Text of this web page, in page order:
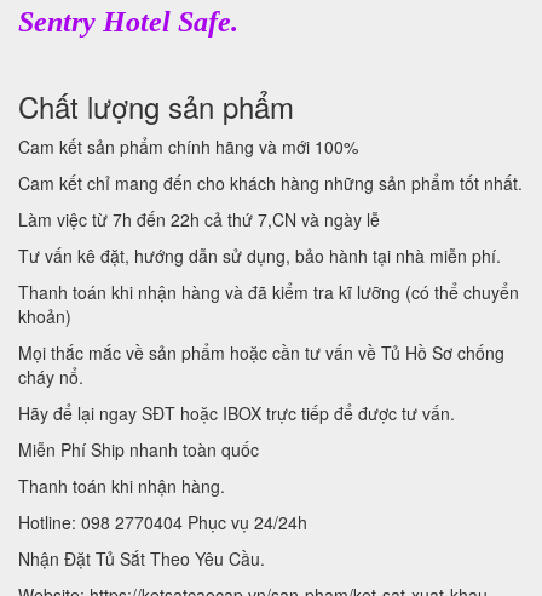
Sentry Hotel Safe.
Chất lượng sản phẩm
Cam kết sản phẩm chính hãng và mới 100%
Cam kết chỉ mang đến cho khách hàng những sản phẩm tốt nhất.
Làm việc từ 7h đến 22h cả thứ 7,CN và ngày lễ
Tư vấn kê đặt, hướng dẫn sử dụng, bảo hành tại nhà miễn phí.
Thanh toán khi nhận hàng và đã kiểm tra kĩ lưỡng (có thể chuyển
khoản)
Mọi thắc mắc về sản phẩm hoặc cần tư vấn về Tủ Hồ Sơ chống
cháy nổ.
Hãy để lại ngay SĐT hoặc IBOX trực tiếp để được tư vấn.
Miễn Phí Ship nhanh toàn quốc
Thanh toán khi nhận hàng.
Hotline: 098 2770404 Phục vụ 24/24h
Nhận Đặt Tủ Sắt Theo Yêu Cầu.